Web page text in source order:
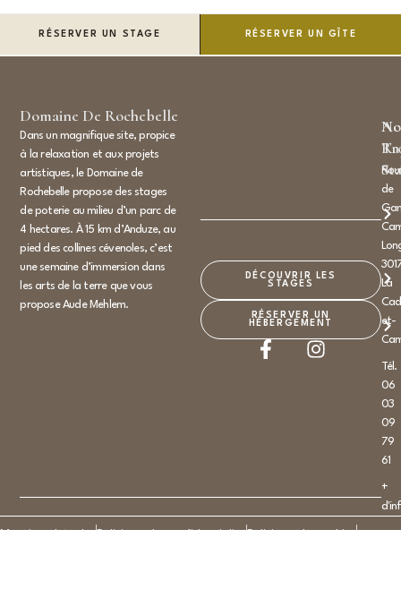
RÉSERVER UN STAGE
RÉSERVER UN GÎTE
STAGE TOURNAGE
Domaine De Rochebelle
Dans un magnifique site, propice
à la relaxation et aux projets
artistiques, le Domaine de
Rochebelle propose des stages
de poterie au milieu d’un parc de
4 hectares. À 15 km d’Anduze, au
pied des collines cévenoles, c’est
une semaine d’immersion dans
les arts de la terre que vous
propose Aude Mehlem.
DÉCOUVRIR LES
STAGES
RÉSERVER UN
HÉBERGEMENT
de
La
et-
Tél.
06
03
09
79
61
+